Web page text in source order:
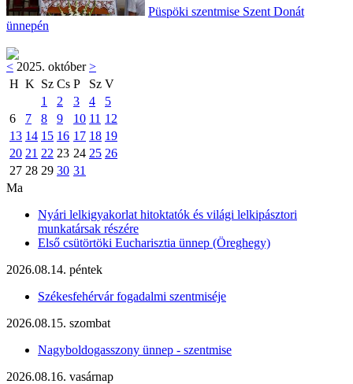
Püspöki szentmise Szent Donát
ünnepén
< 2025. október>
H K Sz Cs P Sz V
1
2 3 4
5
6
7 8 9 10 11 12
13 14 15 16 17 18 19
20 21 22 23 24 25 26
27 28 29 30 31
Ma
Nyári lelkigyakorlat hitoktatók és világi lelkipásztori
munkatársak részére
Első csütörtöki Eucharisztia ünnep (Öreghegy)
2026.08.14. péntek
Székesfehérvár fogadalmi szentmiséje
2026.08.15. szombat
Nagyboldogasszony ünnep - szentmise
2026.08.16. vasárnap